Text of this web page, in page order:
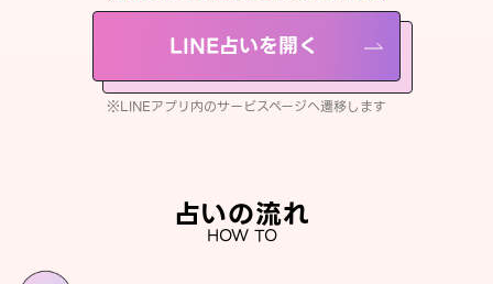
LINE占いを開く
※LINEアプリ内のサービスページへ遷移します
占いの流れ
HOW TO